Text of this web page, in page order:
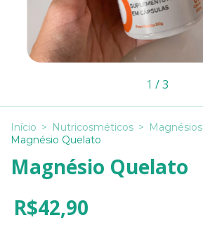
1 /3
Início > Nutricosméticos > Magnésios
Magnésio Quelato
Magnésio Quelato
R$42,90